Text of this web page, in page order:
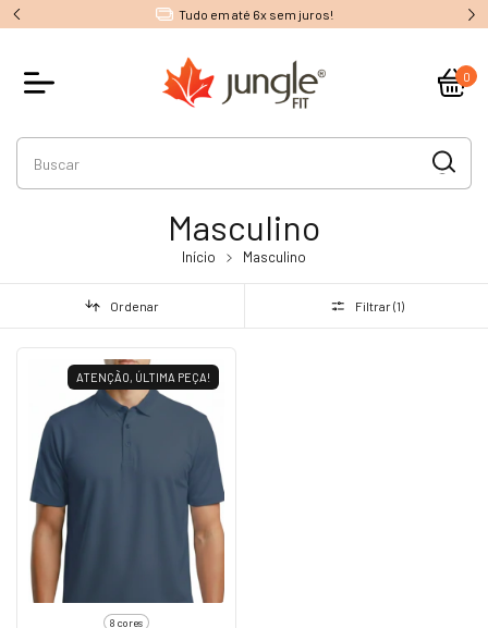
Tudo em até 6x sem juros!
0
Masculino
Início Masculino
Ordenar Filtrar (1)
ATENÇÃO, ÚLTIMA PEÇA!
8 cores